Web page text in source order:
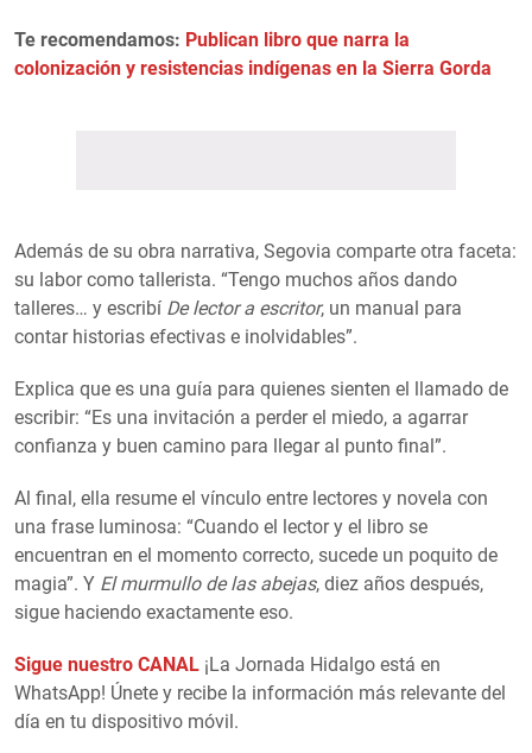
Te recomendamos: Publican libro que narra la
colonización y resistencias indígenas en la Sierra Gorda
Además de su obra narrativa, Segovia comparte otra faceta:
su labor como tallerista. “Tengo muchos años dando
talleres… y escribí De lector a escritor, un manual para
contar historias efectivas e inolvidables”.
Explica que es una guía para quienes sienten el llamado de
escribir: “Es una invitación a perder el miedo, a agarrar
confianza y buen camino para llegar al punto final”.
Al final, ella resume el vínculo entre lectores y novela con
una frase luminosa: “Cuando el lector y el libro se
encuentran en el momento correcto, sucede un poquito de
magia”. Y El murmullo de las abejas, diez años después,
sigue haciendo exactamente eso.
Sigue nuestro CANAL ¡La Jornada Hidalgo está en
WhatsApp! Únete y recibe la información más relevante del
día en tu dispositivo móvil.